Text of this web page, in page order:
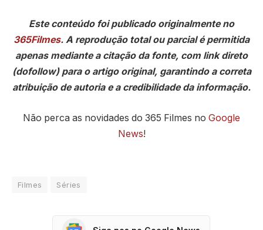
Este conteúdo foi publicado originalmente no
365Filmes. A reprodução total ou parcial é permitida
apenas mediante a citação da fonte, com link direto
(dofollow) para o artigo original, garantindo a correta
atribuição de autoria e a credibilidade da informação.
Não perca as novidades do 365 Filmes no Google
News!
Filmes Séries